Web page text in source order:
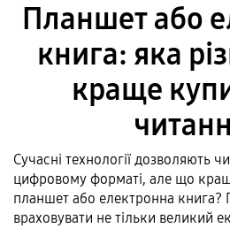
Планшет або
книга: яка
краще
Сучасні технології дозволяють
цифровому форматі, але що
планшет або електронна книга?
враховувати не тільки великий